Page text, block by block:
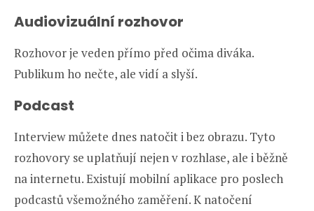
Audiovizuální rozhovor
Rozhovor je veden přímo před očima diváka.
Publikum ho nečte, ale vidí a slyší.
Podcast
Interview můžete dnes natočit i bez obrazu. Tyto
rozhovory se uplatňují nejen v rozhlase, ale i běžně
na internetu. Existují mobilní aplikace pro poslech
podcastů všemožného zaměření. K natočení